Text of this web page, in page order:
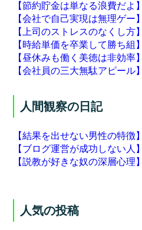
【節約貯金は単なる浪費だよ】
【会社で自己実現は無理ゲー】
【上司のストレスのなくし方】
【時給単価を卒業して勝ち組】
【昼休みも働く美徳は非効率】
【会社員の三大無駄アピール】
人間観察の日記
【結果を出せない男性の特徴】
【ブログ運営が成功しない人】
【説教が好きな奴の深層心理】
人気の投稿